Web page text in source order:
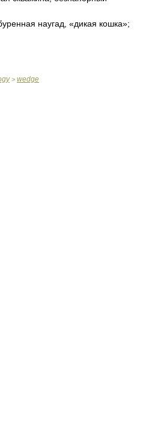
наугад, «дикая кошка»;
> wedge